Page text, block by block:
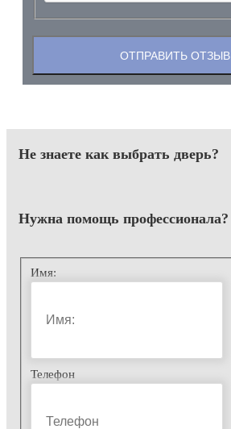
ОТПРАВИТЬ ОТЗЫВ
Не знаете как выбрать дверь?
Нужна помощь профессионала?
Имя:
Телефон